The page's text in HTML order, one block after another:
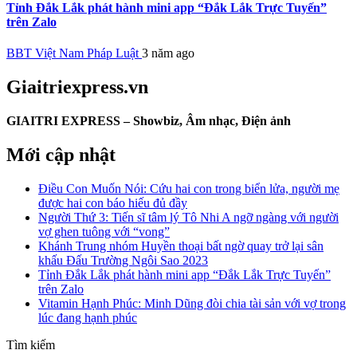
Tỉnh Đắk Lắk phát hành mini app “Đắk Lắk Trực Tuyến”
trên Zalo
BBT Việt Nam Pháp Luật3 năm ago
Giaitriexpress.vn
GIAITRI EXPRESS – Showbiz, Âm nhạc, Điện ảnh
Mới cập nhật
Điều Con Muốn Nói: Cứu hai con trong biển lửa, người mẹ
được hai con báo hiếu đủ đầy
Người Thứ 3: Tiến sĩ tâm lý Tô Nhi A ngỡ ngàng với người
vợ ghen tuông với “vong”
Khánh Trung nhóm Huyền thoại bất ngờ quay trở lại sân
khấu Đấu Trường Ngôi Sao 2023
Tỉnh Đắk Lắk phát hành mini app “Đắk Lắk Trực Tuyến”
trên Zalo
Vitamin Hạnh Phúc: Minh Dũng đòi chia tài sản với vợ trong
lúc đang hạnh phúc
Tìm kiếm